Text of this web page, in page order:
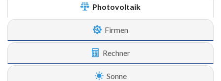
Photovoltaik
Firmen
Rechner
Sonne